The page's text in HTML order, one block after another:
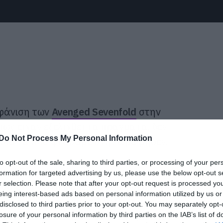
Do Not Process My Personal Information
opt-out of the sale, sharing to third parties, or processing of your
for targeted advertising by us, please use the below opt-out
selection. Please note that after your opt-out request is processed
interest-based ads based on personal information utilized by us
to third parties prior to your opt-out. You may separately
of your personal information by third parties on the IAB’s list of
των Avenged Sevenfold στην
είχαν εξελιχθεί τα πράγματα, δεν
να που φτάσαμε στην ώρα μηδέν.
Sevenfold θα ανοίξουν την αυλαία
έχουν στη φαρέτρα τους, μερικές από
που διανύουμε. Στο θέμα που
τις σκέψεις του M. Shadows (και όχι